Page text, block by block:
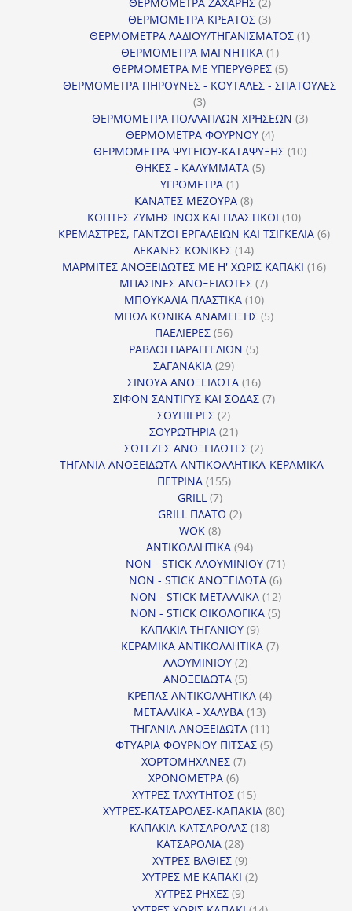
προϊόντα
ΘΕΡΜΟΜΕΤΡΑ ΚΡΕΑΤΟΣ 33
προϊόντα
ΘΕΡΜΟΜΕΤΡΑ ΛΑΔΙΟΥ/ΤΗΓΑΝΙΣΜΑΤΟΣ 11
ΘΕΡΜΟΜΕΤΡΑ ΜΑΓΝΗΤΙΚΑ 11
προϊόν
ΘΕΡΜΟΜΕΤΡΑ ΜΕ ΥΠΕΡΥΘΡΕΣ 55
προϊόντα
ΘΕΡΜΟΜΕΤΡΑ ΠΗΡΟΥΝΕΣ - ΚΟΥΤΑΛΕΣ - ΣΠΑΤΟΥΛΕΣ
33
προϊόντα
ΘΕΡΜΟΜΕΤΡΑ ΠΟΛΛΑΠΛΩΝ ΧΡΗΣΕΩΝ 33
ΘΕΡΜΟΜΕΤΡΑ ΦΟΥΡΝΟΥ 44
προϊόντα
ΘΕΡΜΟΜΕΤΡΑ ΨΥΓΕΙΟΥ-ΚΑΤΑΨΥΞΗΣ 1010
ΘΗΚΕΣ - ΚΑΛΥΜΜΑΤΑ 55
ΥΓΡΟΜΕΤΡΑ 11
προϊόν
ΚΑΝΑΤΕΣ ΜΕΖΟΥΡΑ 88
προϊόντα
ΚΟΠΤΕΣ ΖΥΜΗΣ INOX ΚΑΙ ΠΛΑΣΤΙΚΟΙ 1010
προϊόντα
ΚΡΕΜΑΣΤΡΕΣ, ΓΑΝΤΖΟΙ ΕΡΓΑΛΕΙΩΝ ΚΑΙ ΤΣΙΓΚΕΛΙΑ 66
ΛΕΚΑΝΕΣ ΚΩΝΙΚΕΣ 1414
προϊόντα
ΜΑΡΜΙΤΕΣ ΑΝΟΞΕΙΔΩΤΕΣ ΜΕ Η' ΧΩΡΙΣ ΚΑΠΑΚΙ 1616
ΜΠΑΣΙΝΕΣ ΑΝΟΞΕΙΔΩΤΕΣ 77
ΜΠΟΥΚΑΛΙΑ ΠΛΑΣΤΙΚΑ 1010
προϊόντα
ΜΠΩΛ ΚΩΝΙΚΑ ΑΝΑΜΕΙΞΗΣ 55
ΠΑΕΛΙΕΡΕΣ 5656
προϊόντα
ΡΑΒΔΟΙ ΠΑΡΑΓΓΕΛΙΩΝ 55
ΣΑΓΑΝΑΚΙΑ 2929
προϊόντα
ΣΙΝΟΥΑ ΑΝΟΞΕΙΔΩΤΑ 1616
προϊόντα
ΣΙΦΟΝ ΣΑΝΤΙΓΥΣ ΚΑΙ ΣΟΔΑΣ 77
ΣΟΥΠΙΕΡΕΣ 22
προϊόντα
ΣΟΥΡΩΤΗΡΙΑ 2121
προϊόντα
ΣΩΤΕΖΕΣ ΑΝΟΞΕΙΔΩΤΕΣ 22
προϊόντα
ΤΗΓΑΝΙΑ ΑΝΟΞΕΙΔΩΤΑ-ΑΝΤΙΚΟΛΛΗΤΙΚΑ-ΚΕΡΑΜΙΚΑ-
ΠΕΤΡΙΝΑ 155155
GRILL 77
προϊόντα
GRILL ΠΛΑΤΩ 22
WOK 88
προϊόντα
ΑΝΤΙΚΟΛΛΗΤΙΚΑ 9494
προϊόντα
NON - STICK ΑΛΟΥΜΙΝΙΟΥ 7171
προϊόντα
NON - STICK ΑΝΟΞΕΙΔΩΤΑ 66
προϊόντα
NON - STICK ΜΕΤΑΛΛΙΚΑ 1212
προϊόντα
NON - STICK ΟΙΚΟΛΟΓΙΚΑ 55
ΚΑΠΑΚΙΑ ΤΗΓΑΝΙΟΥ 99
προϊόντα
ΚΕΡΑΜΙΚΑ ΑΝΤΙΚΟΛΛΗΤΙΚΑ 77
ΑΛΟΥΜΙΝΙΟΥ 22
προϊόντα
ΑΝΟΞΕΙΔΩΤΑ 55
προϊόντα
ΚΡΕΠΑΣ ΑΝΤΙΚΟΛΛΗΤΙΚΑ 44
ΜΕΤΑΛΛΙΚΑ - ΧΑΛΥΒΑ 1313
προϊόντα
ΤΗΓΑΝΙΑ ΑΝΟΞΕΙΔΩΤΑ 1111
προϊόντα
ΦΤΥΑΡΙΑ ΦΟΥΡΝΟΥ ΠΙΤΣΑΣ 55
ΧΟΡΤΟΜΗΧΑΝΕΣ 77
ΧΡΟΝΟΜΕΤΡΑ 66
προϊόντα
ΧΥΤΡΕΣ ΤΑΧΥΤΗΤΟΣ 1515
προϊόντα
ΧΥΤΡΕΣ-ΚΑΤΣΑΡΟΛΕΣ-ΚΑΠΑΚΙΑ 8080
ΚΑΠΑΚΙΑ ΚΑΤΣΑΡΟΛΑΣ 1818
ΚΑΤΣΑΡΟΛΙΑ 2828
προϊόντα
ΧΥΤΡΕΣ ΒΑΘΙΕΣ 99
προϊόντα
ΧΥΤΡΕΣ ΜΕ ΚΑΠΑΚΙ 22
ΧΥΤΡΕΣ ΡΗΧΕΣ 99